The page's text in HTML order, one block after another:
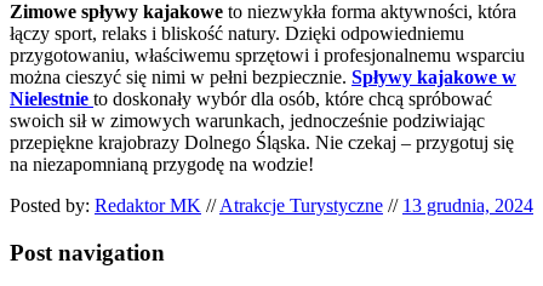
Zimowe spływy kajakowe to niezwykła forma aktywności, która
łączy sport, relaks i bliskość natury. Dzięki odpowiedniemu
przygotowaniu, właściwemu sprzętowi i profesjonalnemu wsparciu
można cieszyć się nimi w pełni bezpiecznie. Spływy kajakowe w
Nielestnie to doskonały wybór dla osób, które chcą spróbować
swoich sił w zimowych warunkach, jednocześnie podziwiając
przepiękne krajobrazy Dolnego Śląska. Nie czekaj – przygotuj się
na niezapomnianą przygodę na wodzie!
Posted by: Redaktor MK // Atrakcje Turystyczne // 13 grudnia, 2024
Post navigation